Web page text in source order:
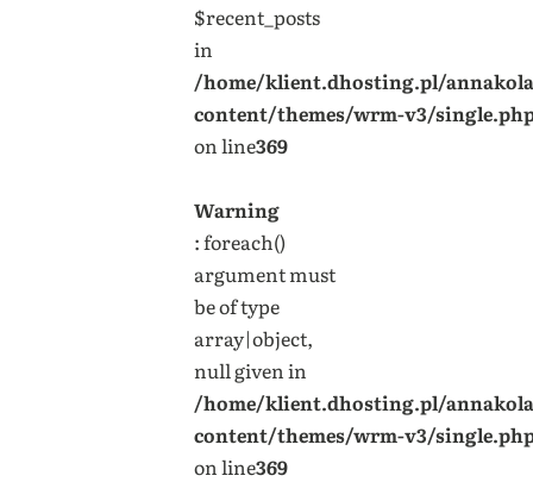
$recent_posts
in
/home/klient.dhosting.pl/
content/themes/wrm-v3/
on line369
Warning
: foreach()
argument must
be of type
array|object,
null given in
/home/klient.dhosting.pl/
content/themes/wrm-v3/
on line369